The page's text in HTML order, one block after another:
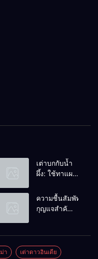
เต่าบกกับน้ำ
ผึ้ง: ใช้ทาแผล
ดื่มได้ไหม?
ความชื้นสัมพัทธ์:
กุญแจสำคัญ
า เต่าดาวอินเดีย